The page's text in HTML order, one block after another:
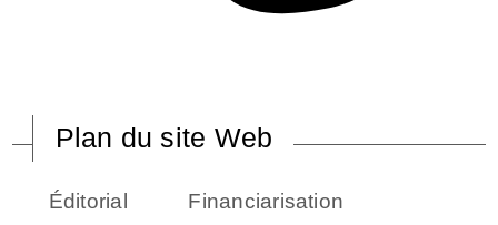
Plan du site Web
Éditorial Financiarisation